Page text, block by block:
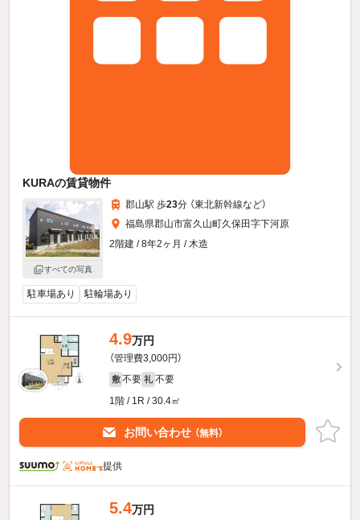
KURAの賃貸物件
すべての写真
郡山駅 歩23分 （東北新幹線など）
福島県郡山市富久山町久保田字下河原
2階建 / 8年2ヶ月 / 木造
駐車場あり 駐輪場あり
4.9万円
（管理費3,000円）
敷 不要 礼 不要
1階 / 1R / 30.4㎡
お問い合わせ （無料）
提供
5.4万円